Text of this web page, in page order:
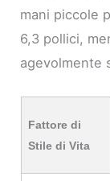
mani piccole
6,3 pollici,
agevolmente
Fattore di
Stile di Vita